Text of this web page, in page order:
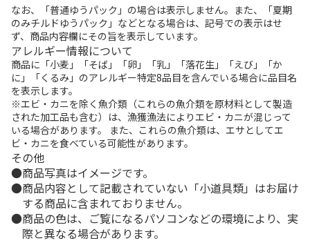
なお、「普通ゆうパック」の場合は表示しません。また、「夏期
のみチルドゆうパック」などとなる場合は、記号での表示はせ
ず、商品内容欄にその旨を表示しています。
アレルギー情報について
商品に「小麦」「そば」「卵」「乳」「落花生」「えび」「か
に」「くるみ」のアレルギー特定8品目を含んでいる場合に品目名
を表示します。
※エビ・カニを除く魚介類（これらの魚介類を原材料として製造
された加工品も含む）は、漁獲漁法によりエビ・カニが混じって
いる場合があります。 また、これらの魚介類は、エサとしてエ
ビ・カニを食べている可能性があります。
その他
商品写真はイメージです。
商品内容として記載されていない「小道具類」はお届け
する商品に含まれておりません。
商品の色は、ご覧になるパソコンなどの環境により、実
際と異なる場合があります。